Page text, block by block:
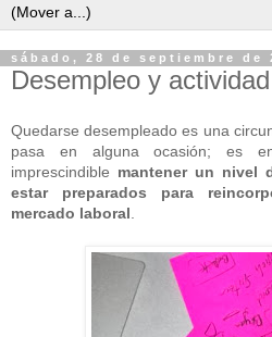
sábado, 28 de septiembre de
Desempleo y actividad
Quedarse desempleado es una
pasa en alguna ocasión; es
imprescindible mantener un nivel
estar preparados para
mercado laboral.